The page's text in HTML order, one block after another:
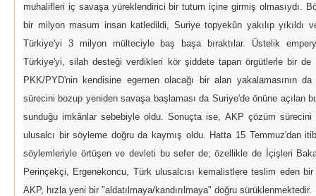
muhalifleri iç savaşa yüreklendirici bir tutum içine girmiş olmasıydı.
bir milyon masum insan katledildi, Suriye topyekûn yakılıp yıkıldı
Türkiye'yi 3 milyon mülteciyle baş başa bıraktılar. Üstelik
Türkiye'yi, silah desteği verdikleri kör şiddete tapan örgütlerle bir de
PKK/PYD'nin kendisine egemen olacağı bir alan yakalamasının
sürecini bozup yeniden savaşa başlaması da Suriye'de önüne açılan
sunduğu imkânlar sebebiyle oldu. Sonuçta ise, AKP çözüm sürecini
ulusalcı bir söyleme doğru da kaymış oldu. Hatta 15 Temmuz'dan
söylemleriyle örtüşen ve devleti bu sefer de; özellikle de İçişleri
Perinçekçi, Ergenekoncu, Türk ulusalcısı kemalistlere teslim eden
AKP, hızla yeni bir "aldatılmaya/kandırılmaya" doğru sürüklenmektedir.